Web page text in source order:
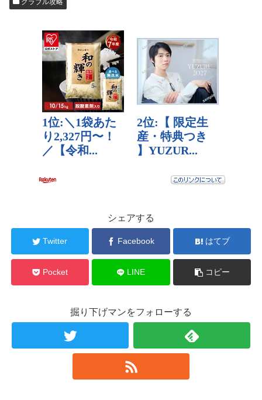
シェアする
Twitter Facebook はてブ
Pocket LINE コピー
掘り下げマンをフォローする